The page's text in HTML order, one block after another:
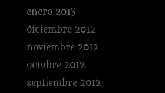
enero 2013
diciembre 2012
noviembre 2012
octubre 2012
septiembre 2012